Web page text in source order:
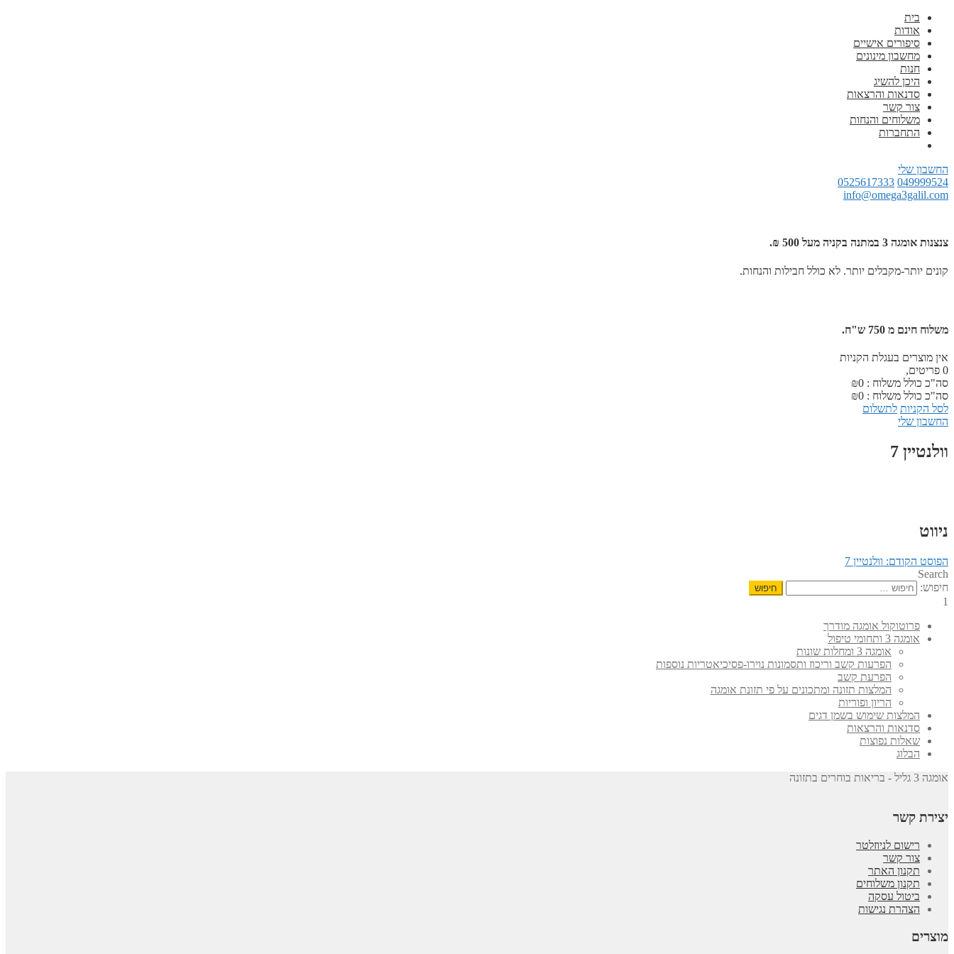
בית
אודות
סיפורים אישיים
מחשבון מינונים
חנות
היכן להשיג
סדנאות והרצאות
צור קשר
משלוחים והנחות
התחברות
החשבון שלי
049999524
0525617333
info@omega3galil.com
צנצנות אומגה 3 במתנה בקניה מעל 500 ₪.
קונים יותר-מקבלים יותר. לא כולל חבילות והנחות.
משלוח חינם מ 750 ש"ח.
אין מוצרים בעגלת הקניות
0 פריטים,
סה"כ כולל משלוח :
₪0
סה"כ כולל משלוח :
₪0
לסל הקניות לתשלום
החשבון שלי
וולנטיין 7
ניווט
הפוסט הקודם: וולנטיין 7
Search
חיפוש:
1
פרוטוקול אומגה מודרך
אומגה 3 ותחומי טיפול
אומגה 3 ומחלות שונות
הפרעות קשב וריכוז ותסמונות נוירו-פסיכיאטריות נוספות
הפרעת קשב
המלצות תזונה ומתכונים על פי תזונת אומגה
הריון ופוריות
המלצות שימוש בשמן דגים
סדנאות והרצאות
שאלות נפוצות
הבלוג
אומגה 3 גליל - בריאות בוחרים בתזונה
יצירת קשר
רישום לניוזלטר
צור קשר
תקנון האתר
תקנון משלוחים
ביטול עסקה
הצהרת נגישות
מוצרים